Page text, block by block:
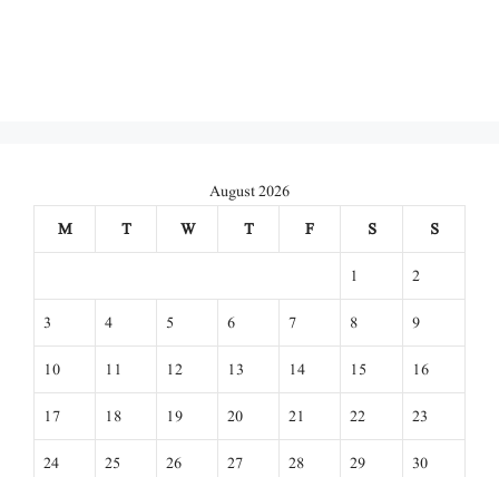
August 2026
M
T W T F S
S
1
2
3
4 5 6 7 8
9
10
11 12 13 14 15
16
17
18 19 20 21 22
23
24
25 26 27 28 29
30